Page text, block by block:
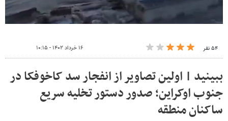
۵۴ نفر ۱۶ خرداد ۱۴۰۲ - ۱۰:۱۵
ببینید | اولین تصاویر از انفجار سد کاخوفکا در
جنوب اوکراین؛ صدور دستور تخلیه سریع
ساکنان منطقه